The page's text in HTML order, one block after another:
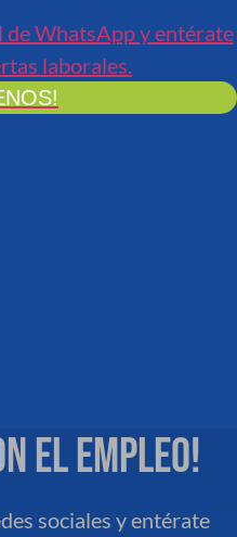
de WhatsApp y entérate
laborales.
el empleo!
sociales y entérate